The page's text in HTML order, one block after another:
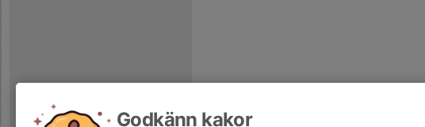
Godkänn kakor